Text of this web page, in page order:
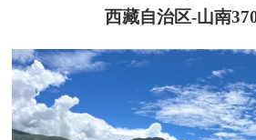
西藏自治区-山南